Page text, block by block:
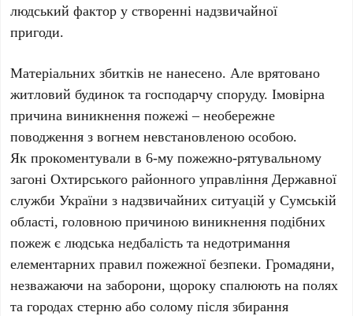
людський фактор у створенні надзвичайної
пригоди.
Матеріальних збитків не нанесено. Але врятовано
житловий будинок та господарчу споруду. Імовірна
причина виникнення пожежі – необережне
поводження з вогнем невстановленою особою.
Як прокоментували в 6-му пожежно-рятувальному
загоні Охтирського районного управління Державної
служби України з надзвичайних ситуацій у Сумській
області, головною причиною виникнення подібних
пожеж є людська недбалість та недотримання
елементарних правил пожежної безпеки. Громадяни,
незважаючи на заборони, щороку спалюють на полях
та городах стерню або солому після збирання